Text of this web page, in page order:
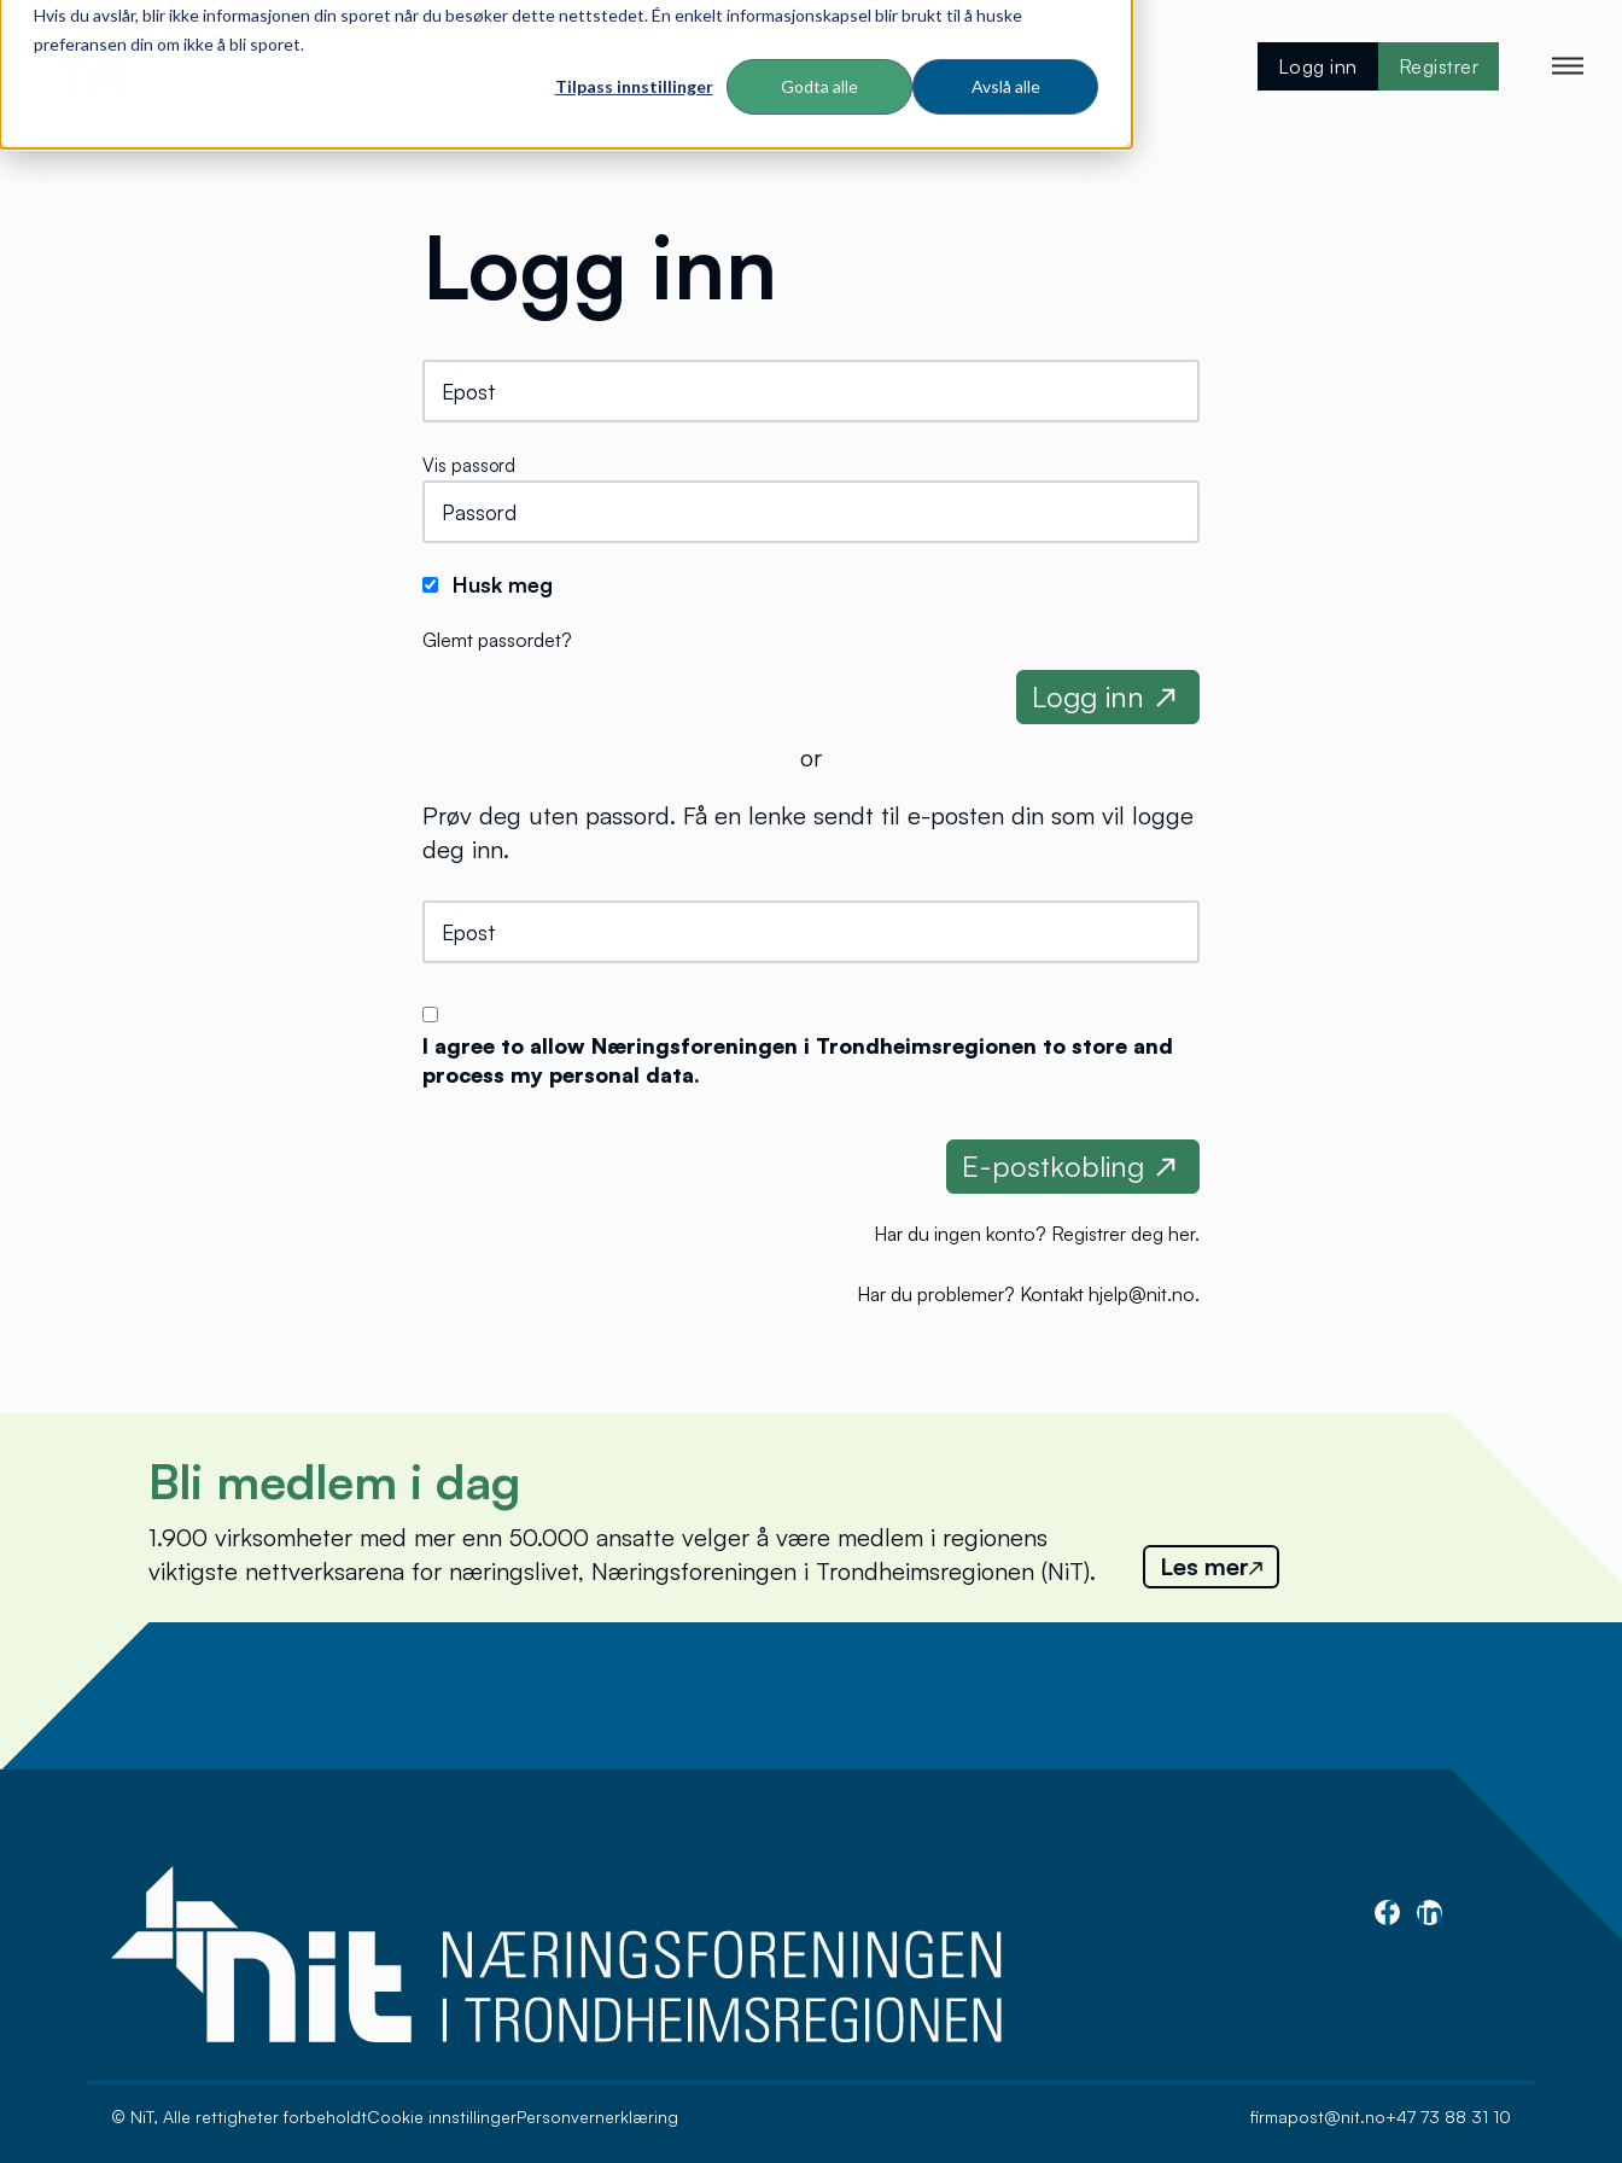
Hvis du avslår, blir ikke informasjonen din sporet når du besøker dette nettstedet. Én enkelt informasjonskapsel blir brukt til å huske
preferansen din om ikke å bli sporet.
Tilpass innstillinger Godta alle Avslå alle
Logg inn Registrer
Logg inn
Vis passord
Husk meg
Glemt passordet?
or
Prøv deg uten passord. Få en lenke sendt til e-posten din som vil logge
deg inn.
I agree to allow Næringsforeningen i Trondheimsregionen to store and
process my personal data.
Har du ingen konto? Registrer deg her.
Har du problemer? Kontakt hjelp@nit.no.
Bli medlem i dag
1.900 virksomheter med mer enn 50.000 ansatte velger å være medlem i regionens
viktigste nettverksarena for næringslivet, Næringsforeningen i Trondheimsregionen (NiT).
Les mer
Meld deg på nyhetsbrev
© NiT, Alle rettigheter forbeholdtCookie innstillingerPersonvernerklæring firmapost@nit.no+47 73 88 31 10